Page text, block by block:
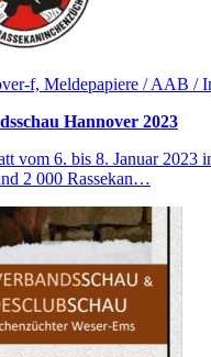
f, Meldepapiere / AAB /
Hannover 2023
vom 6. bis 8. Januar 2023
2 000 Rassekan…